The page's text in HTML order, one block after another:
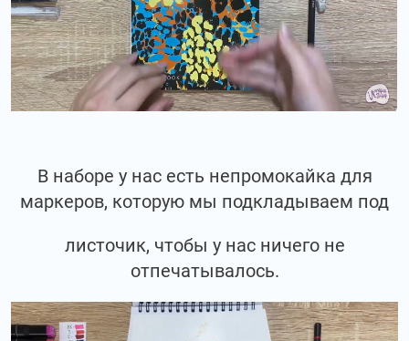
В наборе у нас есть непромокайка для
маркеров, которую мы подкладываем под
листочик, чтобы у нас ничего не
отпечатывалось.